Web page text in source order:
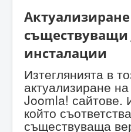
съществуващи
инсталации
Изтеглянията в
актуализиране
Joomla! сайтове.
който
съществуваща